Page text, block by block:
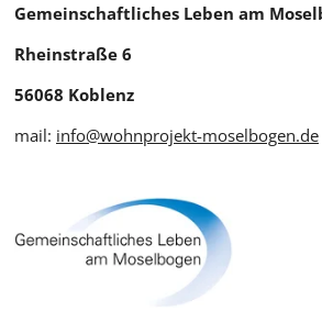
Gemeinschaftliches Leben am
Rheinstraße 6
56068 Koblenz
mail: info@wohnprojekt-moselbogen.de